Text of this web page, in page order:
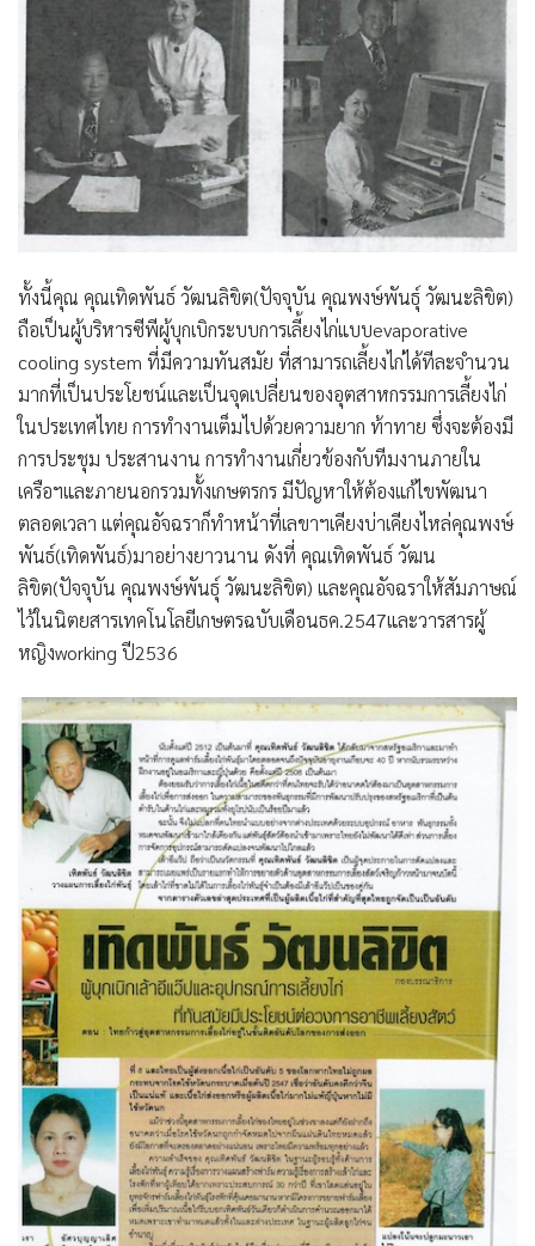
ทั้งนี้คุณ คุณเทิดพันธ์ วัฒนลิขิต(ปัจจุบัน คุณพงษ์พันธุ์ วัฒนะลิขิต)
ถือเป็นผู้บริหารซีพีผู้บุกเบิกระบบการเลี้ยงไก่แบบevaporative
cooling system ที่มีความทันสมัย ที่สามารถเลี้ยงไก่ได้ทีละจำนวน
มากที่เป็นประโยชน์และเป็นจุดเปลี่ยนของอุตสาหกรรมการเลี้ยงไก่
ในประเทศไทย การทำงานเต็มไปด้วยความยาก ท้าทาย ซึ่งจะต้องมี
การประชุม ประสานงาน การทำงานเกี่ยวข้องกับทีมงานภายใน
เครือฯและภายนอกรวมทั้งเกษตรกร มีปัญหาให้ต้องแก้ไขพัฒนา
ตลอดเวลา แต่คุณอัจฉราก็ทำหน้าที่เลขาฯเคียงบ่าเคียงไหล่คุณพงษ์
พันธ์(เทิดพันธ์)มาอย่างยาวนาน ดังที่ คุณเทิดพันธ์ วัฒน
ลิขิต(ปัจจุบัน คุณพงษ์พันธุ์ วัฒนะลิขิต) และคุณอัจฉราให้สัมภาษณ์
ไว้ในนิตยสารเทคโนโลยีเกษตรฉบับเดือนธค.2547และวารสารผู้
หญิงworking ปี2536